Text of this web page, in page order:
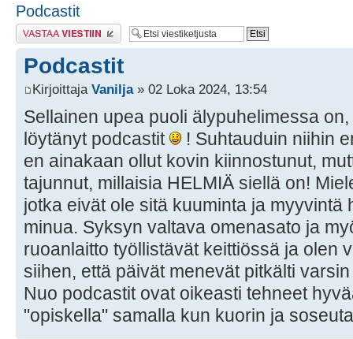
Podcastit
Lähetä vastaus
Podcastit
Kirjoittaja Vanilja» 02 Loka 2024, 13:54
Sellainen upea puoli älypuhelimessa
löytänyt podcastit
! Suhtauduin niihin
en ainakaan ollut kovin kiinnostunut,
tajunnut, millaisia HELMIÄ siellä on!
jotka eivät ole sitä kuuminta ja myyvintä
minua. Syksyn valtava omenasato ja
ruoanlaitto työllistävät keittiössä ja olen
siihen, että päivät menevät pitkälti
Nuo podcastit ovat oikeasti tehneet
"opiskella" samalla kun kuorin ja